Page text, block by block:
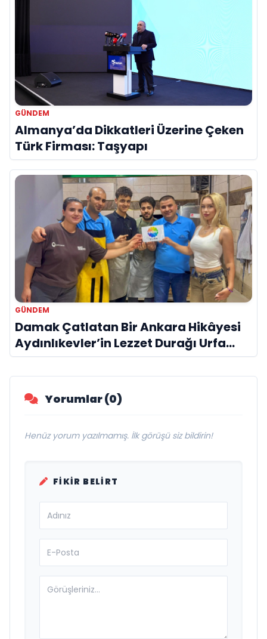
GÜNDEM
Almanya’da Dikkatleri Üzerine Çeken
Türk Firması: Taşyapı
GÜNDEM
Damak Çatlatan Bir Ankara Hikâyesi
Aydınlıkevler’in Lezzet Durağı Urfa
Damak
Yorumlar (0)
Henüz yorum yazılmamış. İlk görüşü siz bildirin!
FIKIR BELIRT